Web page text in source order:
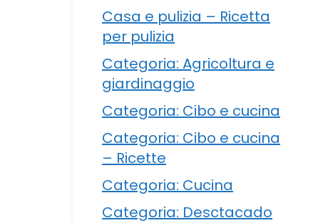
Casa e pulizia – Ricetta
per pulizia
Categoria: Agricoltura e
giardinaggio
Categoria: Cibo e cucina
Categoria: Cibo e cucina
– Ricette
Categoria: Cucina
Categoria: Desctacado